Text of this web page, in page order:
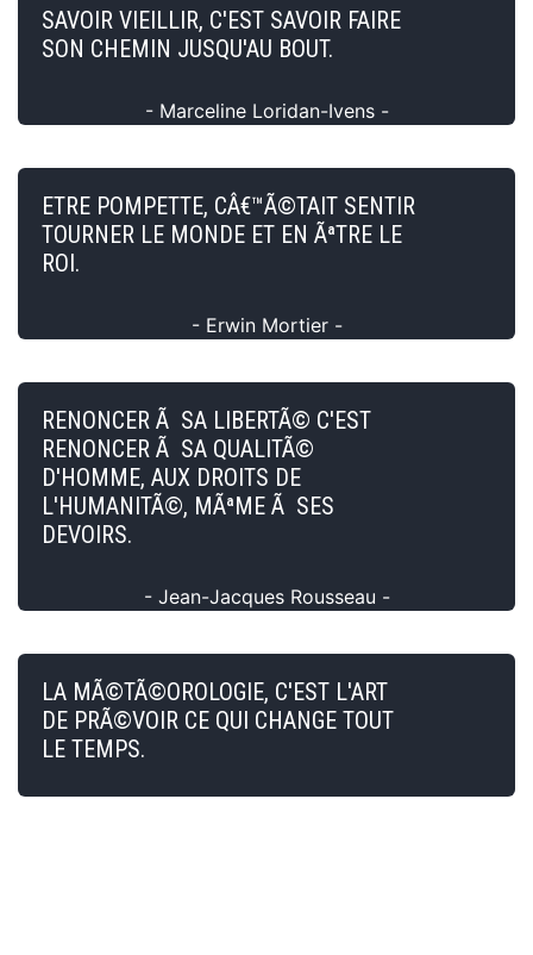
SAVOIR VIEILLIR, C'EST SAVOIR FAIRE
SON CHEMIN JUSQU'AU BOUT.
- Marceline Loridan-Ivens -
ETRE POMPETTE, CÂ€™Ã©TAIT SENTIR
TOURNER LE MONDE ET EN ÃªTRE LE
ROI.
- Erwin Mortier -
RENONCER Ã SA LIBERTÃ© C'EST
RENONCER Ã SA QUALITÃ©
D'HOMME, AUX DROITS DE
L'HUMANITÃ©, MÃªME Ã SES
DEVOIRS.
- Jean-Jacques Rousseau -
LA MÃ©TÃ©OROLOGIE, C'EST L'ART
DE PRÃ©VOIR CE QUI CHANGE TOUT
LE TEMPS.